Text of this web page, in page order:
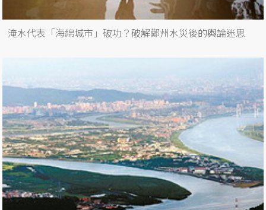
淹水代表「海綿城市」破功？破解鄭州水災後的輿論迷思